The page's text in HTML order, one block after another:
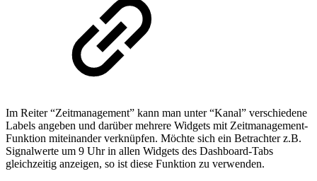
Im Reiter “Zeitmanagement” kann man unter “Kanal” verschiedene
Labels angeben und darüber mehrere Widgets mit Zeitmanagement-
Funktion miteinander verknüpfen. Möchte sich ein Betrachter z.B.
Signalwerte um 9 Uhr in allen Widgets des Dashboard-Tabs
gleichzeitig anzeigen, so ist diese Funktion zu verwenden.